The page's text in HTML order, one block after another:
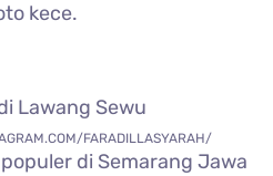
kece.
FARADILLASYARAH/
di Semarang Jawa